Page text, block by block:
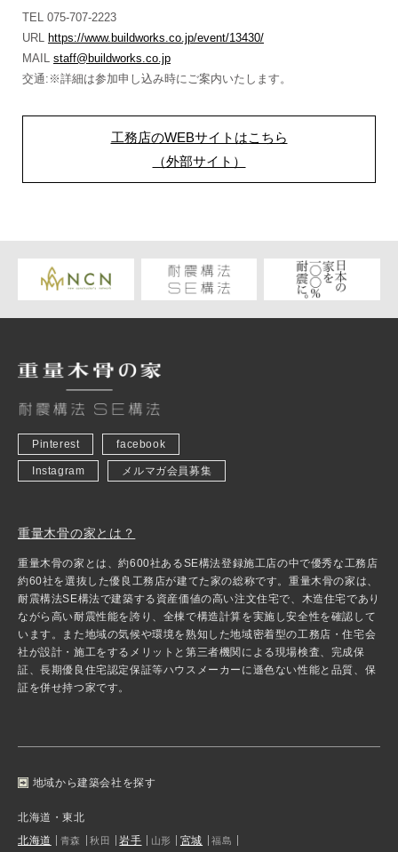
TEL 075-707-2223
URL https://www.buildworks.co.jp/event/13430/
MAIL staff@buildworks.co.jp
交通:※詳細は参加申し込み時にご案内いたします。
工務店のWEBサイトはこちら
（外部サイト）
Pinterest facebook
Instagram メルマガ会員募集
重量木骨の家とは？
重量木骨の家とは、約600社あるSE構法登録施工店の中で優秀な工務店
約60社を選抜した優良工務店が建てた家の総称です。重量木骨の家は、
耐震構法SE構法で建築する資産価値の高い注文住宅で、木造住宅であり
ながら高い耐震性能を誇り、全棟で構造計算を実施し安全性を確認して
います。また地域の気候や環境を熟知した地域密着型の工務店・住宅会
社が設計・施工をするメリットと第三者機関による現場検査、完成保
証、長期優良住宅認定保証等ハウスメーカーに遜色ない性能と品質、保
証を併せ持つ家です。
地域から建築会社を探す
北海道・東北
北海道
青森 秋田 岩手 山形 宮城 福島